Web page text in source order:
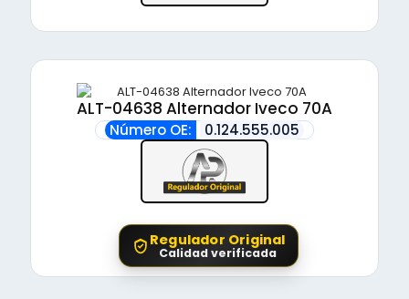
ALT-04638 Alternador Iveco 70A
Número OE: 0.124.555.005
Regulador Original
Calidad verificada